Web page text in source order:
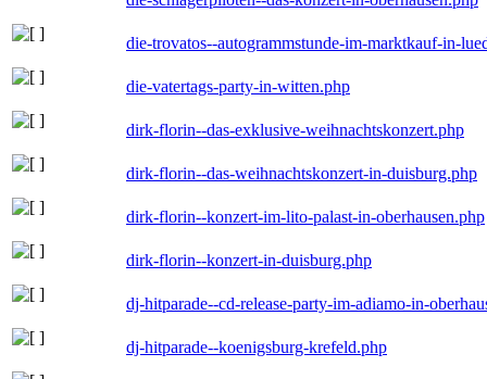
die-trovatos--autogrammstunde-im-marktkauf-in-
die-vatertags-party-in-witten.php
dirk-florin--das-exklusive-weihnachtskonzert.php
dirk-florin--das-weihnachtskonzert-in-duisburg.php
dirk-florin--konzert-im-lito-palast-in-oberhausen.php
dirk-florin--konzert-in-duisburg.php
dj-hitparade--cd-release-party-im-adiamo-in-
dj-hitparade--koenigsburg-krefeld.php